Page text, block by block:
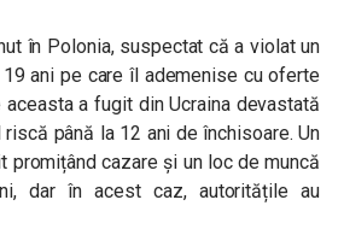
în Polonia, suspectat că a violat un
ani pe care îl ademenise cu oferte
a fugit din Ucraina devastată
până la 12 ani de închisoare. Un
promițând cazare și un loc de muncă
dar în acest caz, autoritățile au